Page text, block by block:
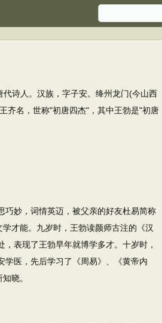
诗人。汉族，字子安。绛州龙门(今山西
齐名，世称"初唐四杰"，其中王勃是"初唐
妙，词情英迈，被父亲的好友杜易简称
才能。九岁时，王勃读颜师古注的《汉
表现了王勃早年就博学多才。十岁时，
学医，先后学习了《周易》、《黄帝内
晓。